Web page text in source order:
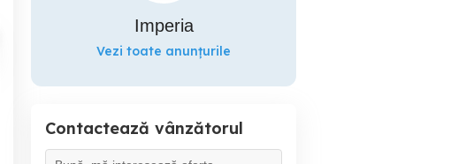
Imperia
Vezi toate anunțurile
Contactează vânzătorul